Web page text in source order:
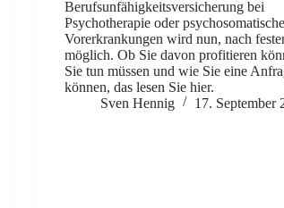
Berufsunfähigkeitsversicherung bei
Psychotherapie oder
Vorerkrankungen wird nun, nach
möglich. Ob Sie davon profitieren
Sie tun müssen und wie Sie eine
können, das lesen Sie hier.
Sven Hennig
17. September